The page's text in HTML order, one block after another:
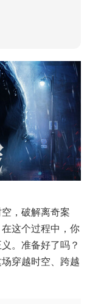
，破解离奇案
这个过程中，你
。准备好了吗？
穿越时空、跨越